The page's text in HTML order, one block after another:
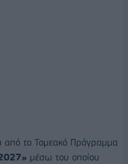
από το Τομεακό Πρόγραμμα
μέσω του οποίου